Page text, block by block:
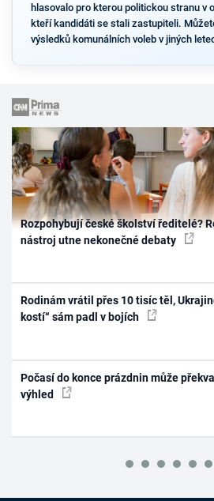
hlasovalo pro kterou politickou stranu v
kteří kandidáti se stali zastupiteli.
výsledků komunálních voleb v jiných
Rozpohybují české školství ředitelé?
nástroj utne nekonečné debaty
Rodinám vrátil přes 10 tisíc těl,
kostí“ sám padl v bojích
Počasí do konce prázdnin může
výhled